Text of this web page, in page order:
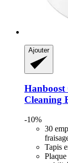
Ajouter
Hanboost
Cleaning
-10%
30
Tapis